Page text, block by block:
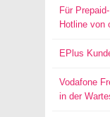
Für
Hotline von
EPlus
Vodafone
in der